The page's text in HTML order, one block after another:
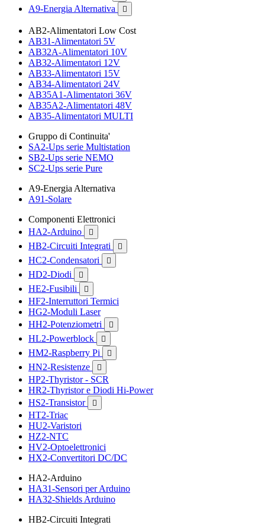
A9-Energia Alternativa 
AB2-Alimentatori Low Cost
AB31-Alimentatori 5V
AB32A-Alimentatori 10V
AB32-Alimentatori 12V
AB33-Alimentatori 15V
AB34-Alimentatori 24V
AB35A1-Alimentatori 36V
AB35A2-Alimentatori 48V
AB35-Alimentatori MULTI
Gruppo di Continuita'
SA2-Ups serie Multistation
SB2-Ups serie NEMO
SC2-Ups serie Pure
A9-Energia Alternativa
A91-Solare
Componenti Elettronici
HA2-Arduino

HB2-Circuiti Integrati 
HC2-Condensatori 
HD2-Diodi 
HE2-Fusibili 
HF2-Interruttori Termici
HG2-Moduli Laser
HH2-Potenziometri

HL2-Powerblock 
HM2-Raspberry Pi 
HN2-Resistenze 
HP2-Thyristor - SCR
HR2-Thyristor e Diodi Hi-Power
HS2-Transistor

HT2-Triac
HU2-Varistori
HZ2-NTC
HV2-Optoelettronici
HX2-Convertitori DC/DC
HA2-Arduino
HA31-Sensori per Arduino
HA32-Shields Arduino
HB2-Circuiti Integrati